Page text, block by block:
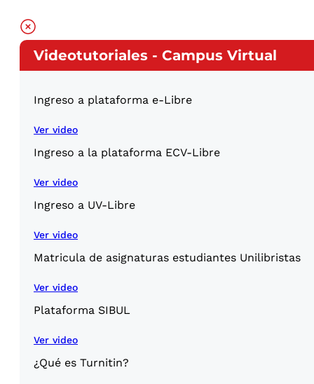
Videotutoriales - Campus Virtual
Ingreso a plataforma e-Libre
Ver video
Ingreso a la plataforma ECV-Libre
Ver video
Ingreso a UV-Libre
Ver video
Matricula de asignaturas estudiantes Unilibristas
Ver video
Plataforma SIBUL
Ver video
¿Qué es Turnitin?